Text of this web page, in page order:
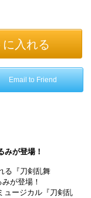
に入れる
Email to Friend
みが登場！
る『刀剣乱舞
が登場！
ュージカル『刀剣乱